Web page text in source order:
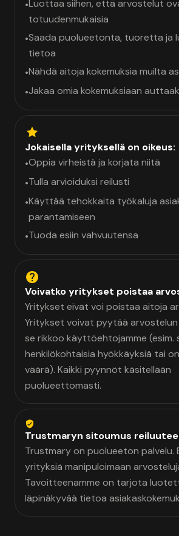
•Luottaa siihen, että arvostelut
totuudenmukaisia
•Saada puolueetonta, tuoretta ja
tietoa
•Nähdä aitoja kokemuksia muilta
•Jakaa omia kokemuksiaan
Jokaisella yrityksellä on oikeus:
•Oppia virheistä ja korjata niitä
•Tulla arvioiduksi reilusti
•Käyttää tehokkaita työkaluja
parantamiseen
•Tuoda esiin vahvuutensa
Voivatko yritykset poistaa
Yritykset eivät voi poistaa aitoja
Yritykset voivat pyytää
se rikkoo käyttöehtojamme (esim.
henkilökohtaisia hyökkäyksiä tai
väärä). Kaikki pyynnöt käsitellään
puolueettomasti.
Trustmaryn sitoumus
Trustmary on puolueeton palvelu.
yrityksiä manipuloimaan
Tavoitteenamme on tarjota
läpinäkyvää tietoa